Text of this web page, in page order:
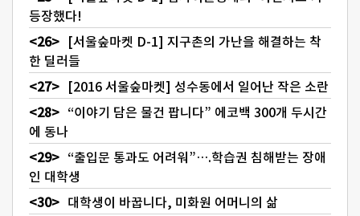
등장했다!
[서울숲마켓 D-1] 지구촌의 가난을 해결하는 착
한 딜러들
[2016 서울숲마켓] 성수동에서 일어난 작은 소란
“이야기 담은 물건 팝니다” 에코백 300개 두시간
에 동나
“출입문 통과도 어려워”….학습권 침해받는 장애
인 대학생
대학생이 바꿉니다, 미화원 어머니의 삶